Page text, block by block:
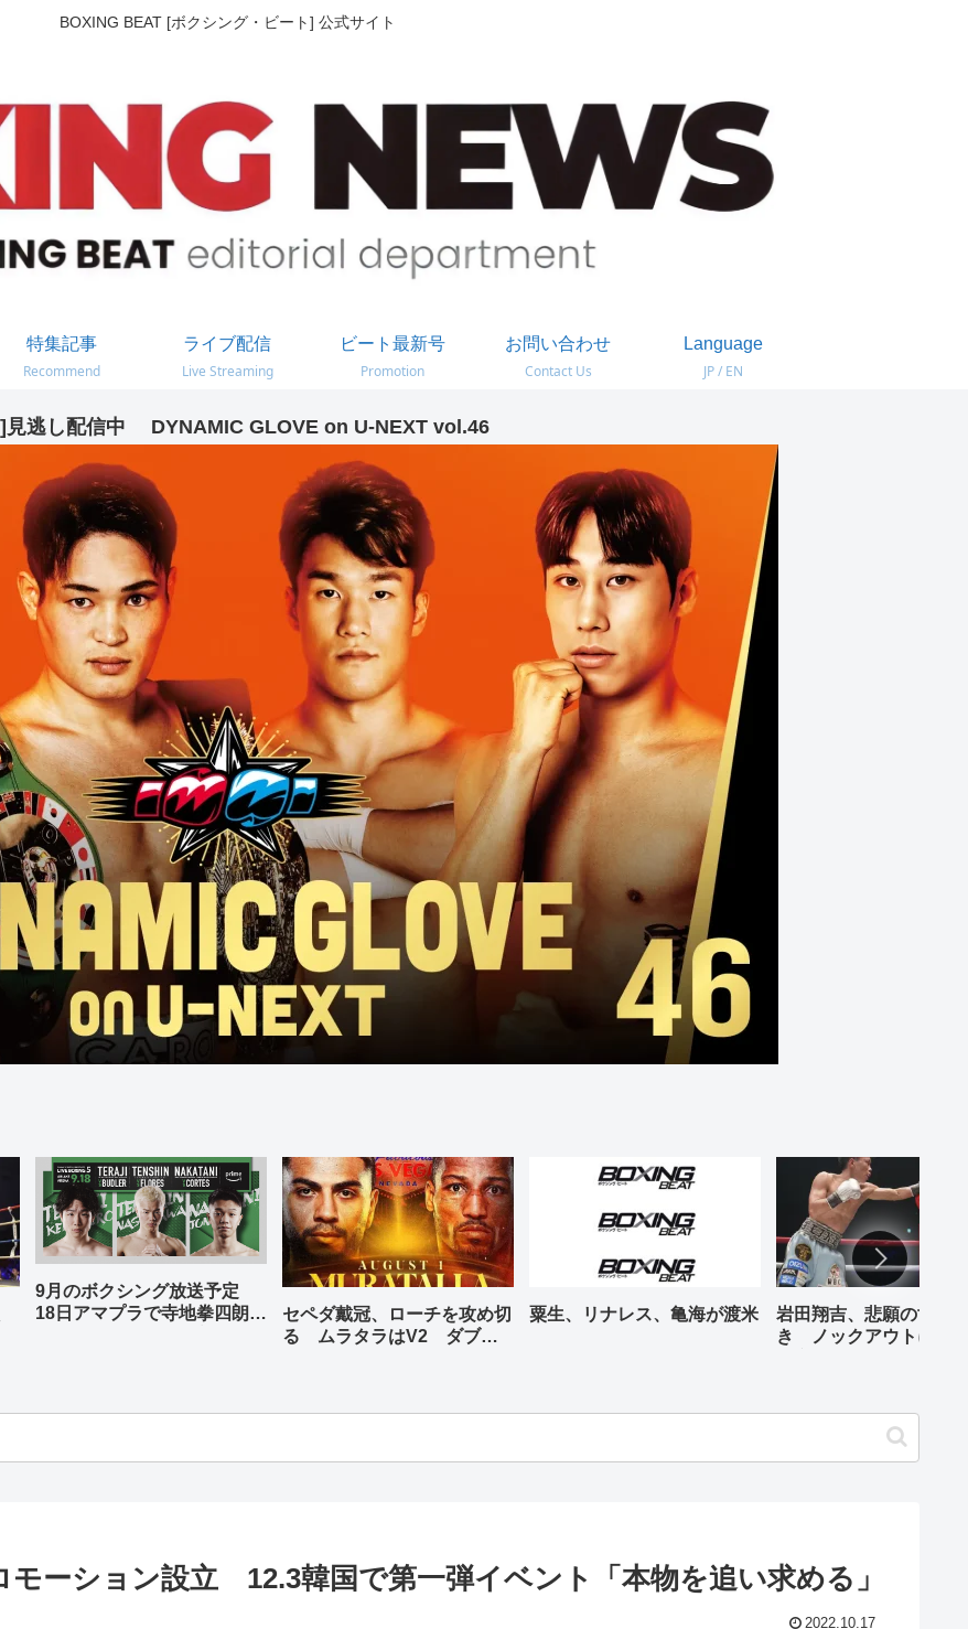
BOXING BEAT [ボクシング・ビート] 公式サイト
特集記事
Recommend
ライブ配信
Live Streaming
ビート最新号
Promotion
お問い合わせ
Contact Us
Language
JP / EN
見逃し配信中 DYNAMIC GLOVE on U-NEXT vol.46
9月のボクシング放送予定
18日アマプラで寺地拳四朗、
セペダ戴冠、ローチを攻め切
る ムラタラはV2 ダブル
粟生、リナレス、亀海が渡米
岩田翔吉、悲願の世界
き ノックアウトに8回
ーション設立 12.3韓国で第一弾イベント「本物を追い求める」
2022.10.17